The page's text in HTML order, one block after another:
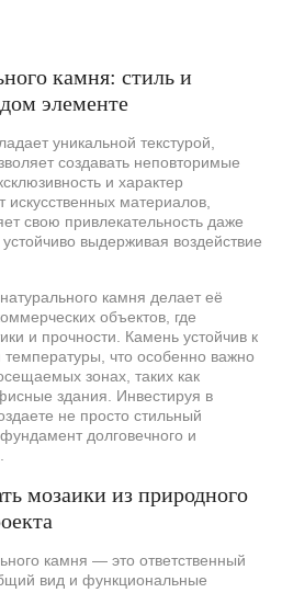
камня: стиль и
элементе
уникальной текстурой,
создавать неповторимые
и характер
искусственных материалов,
свою привлекательность даже
выдерживая воздействие
камня делает её
объектов, где
и прочности. Камень устойчив к
что особенно важно
зонах, таких как
здания. Инвестируя в
не просто стильный
долговечного и
мозаики из природного
камня — это ответственный
вид и функциональные